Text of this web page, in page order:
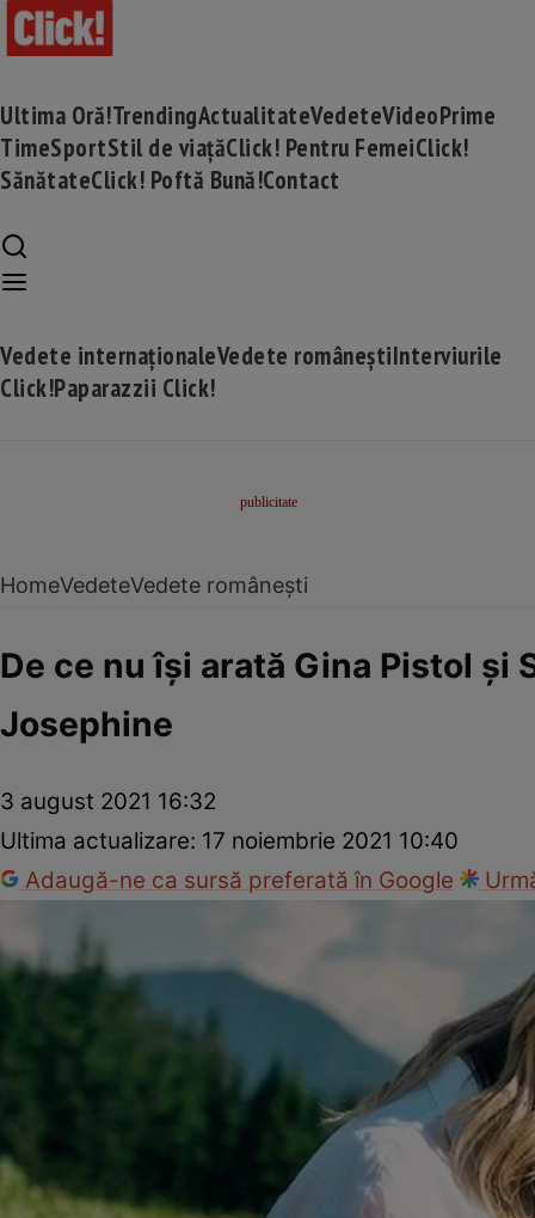
Ultima Oră!TrendingActualitateVedeteVideoPrime
TimeSportStil de viațăClick! Pentru FemeiClick!
SănătateClick! Poftă Bună!Contact
Vedete internaționaleVedete româneștiInterviurile
Click!Paparazzii Click!
HomeVedeteVedete românești
De ce nu își arată Gina Pistol și
Josephine
3 august 2021 16:32
Ultima actualizare: 17 noiembrie 2021 10:40
Adaugă-ne ca sursă preferată în Google